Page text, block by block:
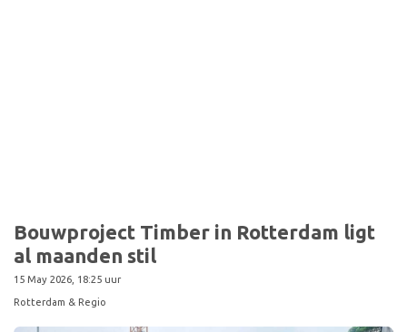
Bouwproject Timber in Rotterdam ligt
al maanden stil
15 May 2026, 18:25 uur
Rotterdam & Regio